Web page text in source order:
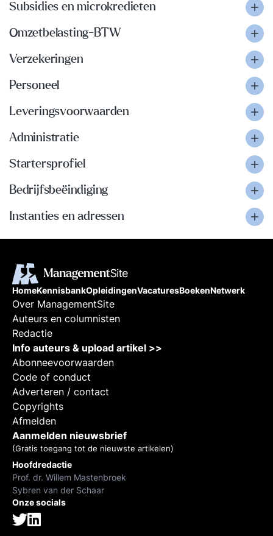
Subsidies en microkredieten
Omzetbelasting-BTW
Verzekeringen
Personeel
Leveringsvoorwaarden
Administratie
Startersprofiel
Bedrijfsbeëindiging
Instanties en adressen
HomeKennisbankOpleidingenVacaturesBoekenNetwerk
Over ManagementSite
Auteurs en columnisten
Redactie
Info auteurs & upload artikel >>
Abonneevoorwaarden
Code of conduct
Adverteren / contact
Copyrights
Afmelden
Aanmelden nieuwsbrief
(Gratis toegang tot de nieuwste artikelen)
Hoofdredactie
Prof. dr. Willem Mastenbroek
Sybren van der Schaar
Onze socials